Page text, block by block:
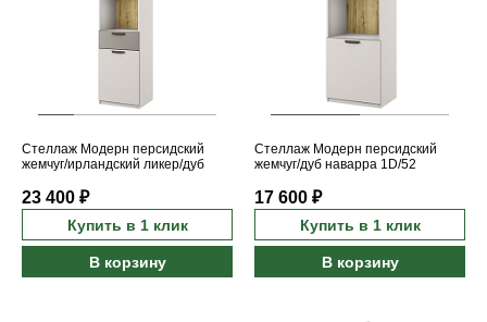
Стеллаж Модерн персидский
жемчуг/ирландский ликер/дуб
23 400 ₽
Купить в 1 клик
В корзину
Стеллаж Модерн персидский
жемчуг/дуб наварра 1D/52
17 600 ₽
Купить в 1 клик
В корзину